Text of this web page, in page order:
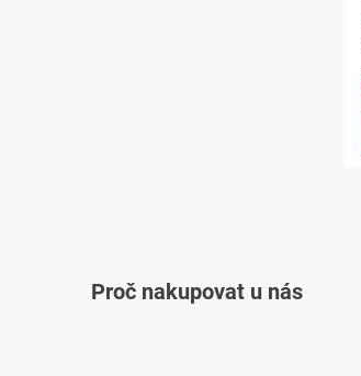
Proč nakupovat u nás